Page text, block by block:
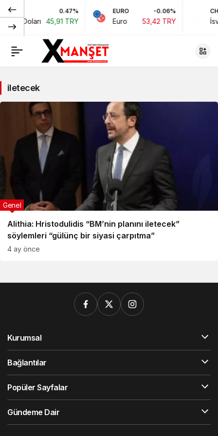
0.47%
Doları 45,91 TRY
EURO -0.06%
Euro 53,42 TRY
CHF
iletecek
Alithia: Hristodulidis “BM’nin planını iletecek”
söylemleri “gülünç bir siyasi çarpıtma”
Genel
4 ay önce
Kurumsal
Bağlantılar
Popüler Sayfalar
Gündeme Dair